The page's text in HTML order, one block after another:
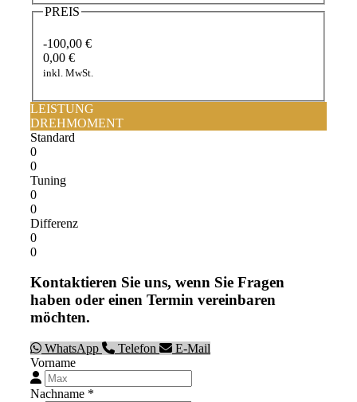
PREIS
-100,00 €
0,00 €
inkl. MwSt.
LEISTUNG
DREHMOMENT
Standard
0
0
Tuning
0
0
Differenz
0
0
Kontaktieren Sie uns, wenn Sie Fragen
haben oder einen Termin vereinbaren
möchten.
WhatsApp Telefon
E-Mail
Vorname
Nachname *